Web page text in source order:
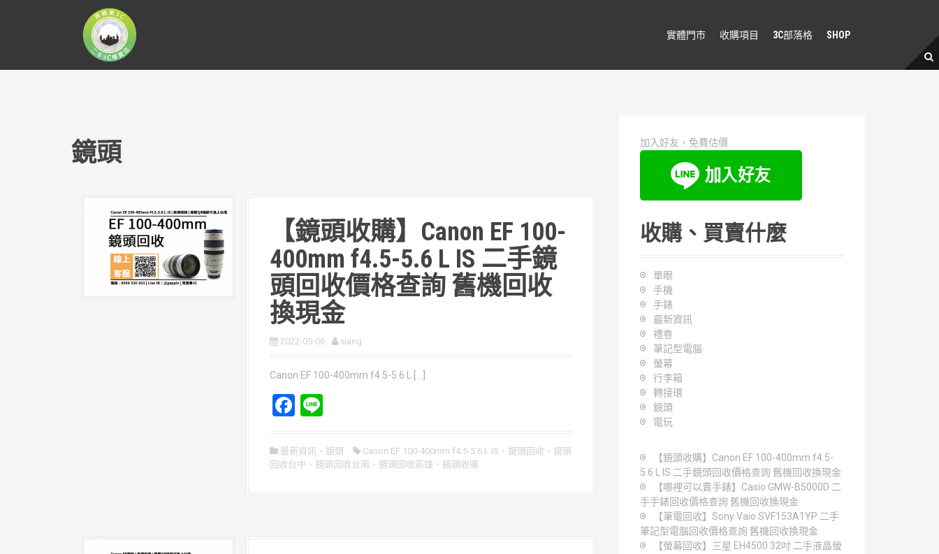
實體門市 收購項目 3C部落格 SHOP
鏡頭
【鏡頭收購】Canon EF 100-
400mm f4.5-5.6 L IS 二手鏡
頭回收價格查詢 舊機回收
換現金
2022-05-06 xiang
Canon EF 100-400mm f4.5-5.6 L […]
F
ce
b
e
最新資訊 、 鏡頭 Canon EF 100-400mm f4.5-5.6 L IS 、 鏡頭回收 、 鏡頭
回收台中 、 鏡頭回收台南 、 鏡頭回收高雄 、 鏡頭收購
加入好友，免費估價
收購、買賣什麼
單眼
手機
手錶
最新資訊
禮卷
筆記型電腦
螢幕
行李箱
轉接環
鏡頭
電玩
【鏡頭收購】Canon EF 100-400mm f4.5-
5.6 L IS 二手鏡頭回收價格查詢 舊機回收換現金
【哪裡可以賣手錶】Casio GMW-B5000D 二
手手錶回收價格查詢 舊機回收換現金
【筆電回收】Sony Vaio SVF153A1YP 二手
筆記型電腦回收價格查詢 舊機回收換現金
【螢幕回收】三星 EH4500 32吋 二手液晶螢